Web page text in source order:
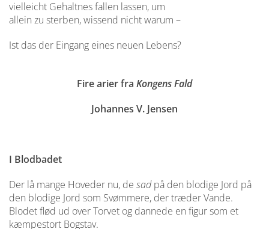
vielleicht Gehaltnes fallen lassen, um
allein zu sterben, wissend nicht warum –
Ist das der Eingang eines neuen Lebens?
Fire arier fra Kongens Fald
Johannes V. Jensen
I Blodbadet
Der lå mange Hoveder nu, de sadpå den blodige Jord på
den blodige Jord som Svømmere, der træder Vande.
Blodet flød ud over Torvet og dannede en figur som et
kæmpestort Bogstav.